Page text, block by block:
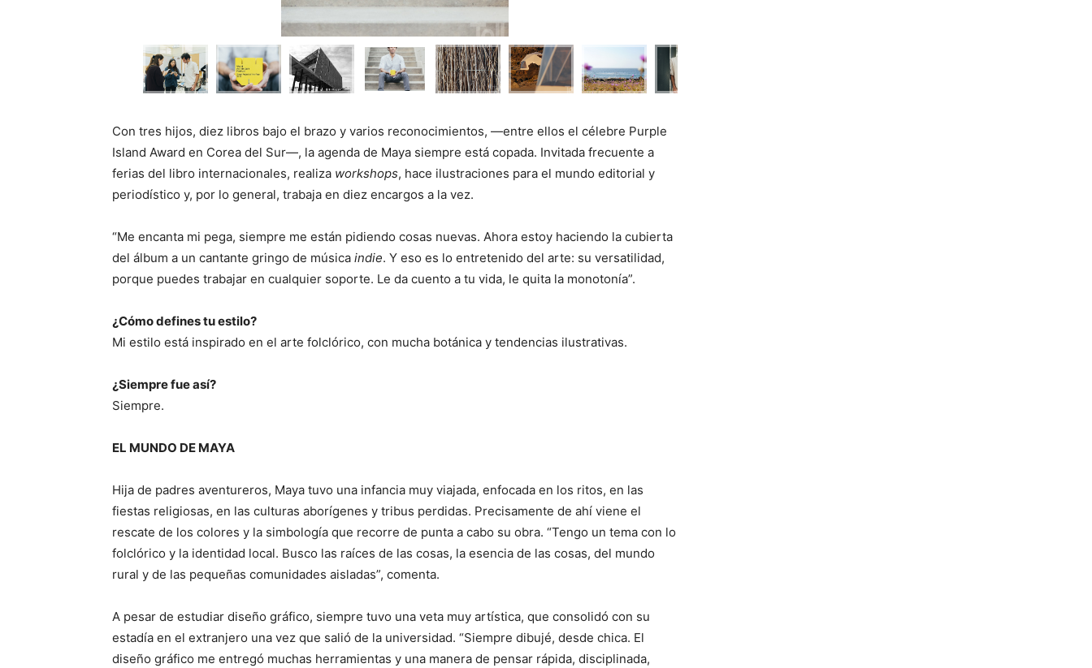
Con tres hijos, diez libros bajo el brazo y varios reconocimientos, —entre ellos el célebre Purple
Island Award en Corea del Sur—, la agenda de Maya siempre está copada. Invitada frecuente a
ferias del libro internacionales, realiza workshops, hace ilustraciones para el mundo editorial y
periodístico y, por lo general, trabaja en diez encargos a la vez.
“Me encanta mi pega, siempre me están pidiendo cosas nuevas. Ahora estoy haciendo la cubierta
del álbum a un cantante gringo de música indie. Y eso es lo entretenido del arte: su versatilidad,
porque puedes trabajar en cualquier soporte. Le da cuento a tu vida, le quita la monotonía”.
¿Cómo defines tu estilo?
Mi estilo está inspirado en el arte folclórico, con mucha botánica y tendencias ilustrativas.
¿Siempre fue así?
Siempre.
EL MUNDO DE MAYA
Hija de padres aventureros, Maya tuvo una infancia muy viajada, enfocada en los ritos, en las
fiestas religiosas, en las culturas aborígenes y tribus perdidas. Precisamente de ahí viene el
rescate de los colores y la simbología que recorre de punta a cabo su obra. “Tengo un tema con lo
folclórico y la identidad local. Busco las raíces de las cosas, la esencia de las cosas, del mundo
rural y de las pequeñas comunidades aisladas”, comenta.
A pesar de estudiar diseño gráfico, siempre tuvo una veta muy artística, que consolidó con su
estadía en el extranjero una vez que salió de la universidad. “Siempre dibujé, desde chica. El
diseño gráfico me entregó muchas herramientas y una manera de pensar rápida, disciplinada,